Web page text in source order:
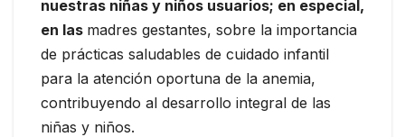
nuestras niñas y niños usuarios; en especial,
en las madres gestantes, sobre la importancia
de prácticas saludables de cuidado infantil
para la atención oportuna de la anemia,
contribuyendo al desarrollo integral de las
niñas y niños.